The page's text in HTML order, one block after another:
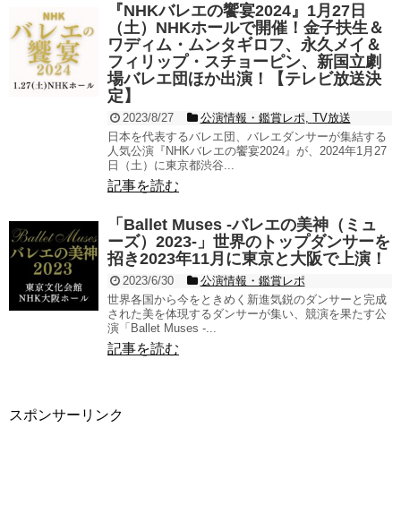
『NHKバレエの饗宴2024』1月27日
（土）NHKホールで開催！金子扶生＆
ワディム・ムンタギロフ、永久メイ＆
フィリップ・スチョーピン、新国立劇
場バレエ団ほか出演！【テレビ放送決
定】
2023/8/27 公演情報・鑑賞レポ TV放送
日本を代表するバレエ団、バレエダンサーが集結する
人気公演『NHKバレエの饗宴2024』が、2024年1月27
日（土）に東京都渋谷...
記事を読む
「Ballet Muses -バレエの美神（ミュ
ーズ）2023-」世界のトップダンサーを
招き2023年11月に東京と大阪で上演！
2023/6/30
公演情報・鑑賞レポ
世界各国から今をときめく新進気鋭のダンサーと完成
された美を体現するダンサーが集い、競演を果たす公
演「Ballet Muses -...
記事を読む
スポンサーリンク